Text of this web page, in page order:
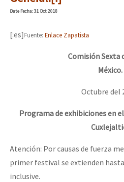
Mundo
Presos
ETIQUETAS
Dia 1: Encontro “Guerra contra a
“Sonhando a Terra do Bem Virá” se
Se o México sabe, que o mundo
DateFecha: 31 Oct 2018
[:es]Fuente: Enlace Zapatista
Comisión Sexta
México.
Octubre del
Programa de exhibiciones en
Atención: Por causas de fuerza
primer festival se extienden
inclusive.